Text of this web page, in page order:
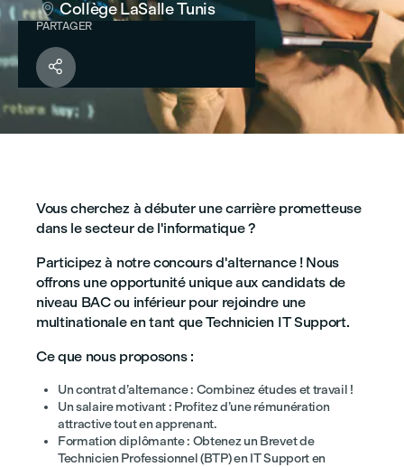
 Collège LaSalle Tunis
PARTAGER

Vous cherchez à débuter une carrière prometteuse
dans le secteur de l'informatique ?
Participez à notre concours d'alternance ! Nous
offrons une opportunité unique aux candidats de
niveau BAC ou inférieur pour rejoindre une
multinationale en tant que Technicien IT Support.
Ce que nous proposons :
Un contrat d’alternance : Combinez études et travail !
Un salaire motivant : Profitez d’une rémunération
attractive tout en apprenant.
Formation diplômante : Obtenez un Brevet de
Technicien Professionnel (BTP) en IT Support en